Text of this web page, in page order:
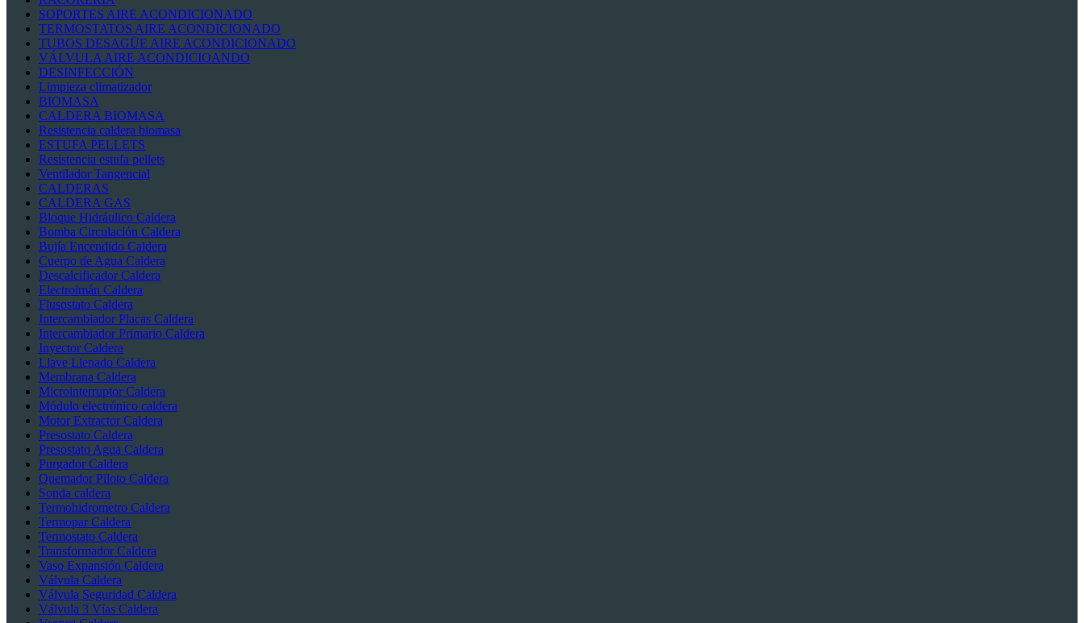
SOPORTES AIRE ACONDICIONADO
TERMOSTATOS AIRE ACONDICIONADO
TUBOS DESAGÜE AIRE ACONDICIONADO
VÁLVULA AIRE ACONDICIOANDO
DESINFECCIÓN
Limpieza climatizador
BIOMASA
CALDERA BIOMASA
Resistencia caldera biomasa
ESTUFA PELLETS
Resistencia estufa pellets
Ventilador Tangencial
CALDERAS
CALDERA GAS
Bloque Hidráulico Caldera
Bomba Circulación Caldera
Bujía Encendido Caldera
Cuerpo de Agua Caldera
Descalcificador Caldera
Electroimán Caldera
Flusostato Caldera
Intercambiador Placas Caldera
Intercambiador Primario Caldera
Inyector Caldera
Llave Llenado Caldera
Membrana Caldera
Microinterruptor Caldera
Módulo electrónico caldera
Motor Extractor Caldera
Presostato Caldera
Presostato Agua Caldera
Purgador Caldera
Quemador Piloto Caldera
Sonda caldera
Termohidrometro Caldera
Termopar Caldera
Termostato Caldera
Transformador Caldera
Vaso Expansión Caldera
Válvula Caldera
Válvula Seguridad Caldera
Válvula 3 Vías Caldera